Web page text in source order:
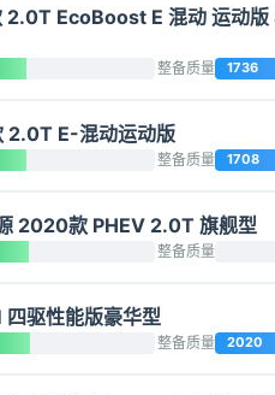
2.0T EcoBoost E 混动 运动版
整备质量 1736
2.0T E-混动运动版
整备质量 1708
2020款 PHEV 2.0T 旗舰型
整备质量
驱性能版豪华型
整备质量 2020